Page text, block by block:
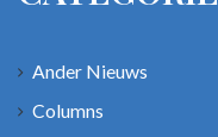
Ander Nieuws
Columns